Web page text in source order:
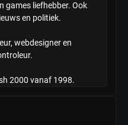
games liefhebber. Ook
en politiek.
webdesigner en
2000 vanaf 1998.